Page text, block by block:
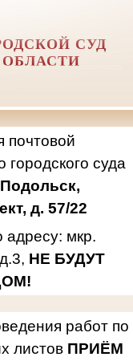
СУД
почтовой
суда
Подольск,
д. 57/22
мкр.
НЕ БУДУТ
работ по
листов ПРИЁМ